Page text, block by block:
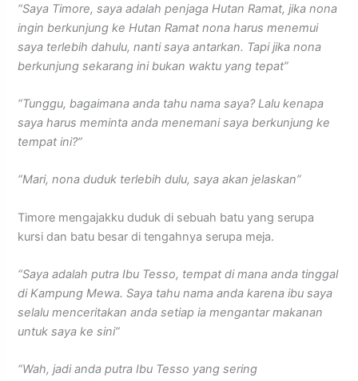
“Saya Timore, saya adalah penjaga Hutan Ramat, jika nona
ingin berkunjung ke Hutan Ramat nona harus menemui
saya terlebih dahulu, nanti saya antarkan. Tapi jika nona
berkunjung sekarang ini bukan waktu yang tepat”
“Tunggu, bagaimana anda tahu nama saya? Lalu kenapa
saya harus meminta anda menemani saya berkunjung ke
tempat ini?”
“Mari, nona duduk terlebih dulu, saya akan jelaskan”
Timore mengajakku duduk di sebuah batu yang serupa
kursi dan batu besar di tengahnya serupa meja.
“Saya adalah putra Ibu Tesso, tempat di mana anda tinggal
di Kampung Mewa. Saya tahu nama anda karena ibu saya
selalu menceritakan anda setiap ia mengantar makanan
untuk saya ke sini”
“Wah, jadi anda putra Ibu Tesso yang sering